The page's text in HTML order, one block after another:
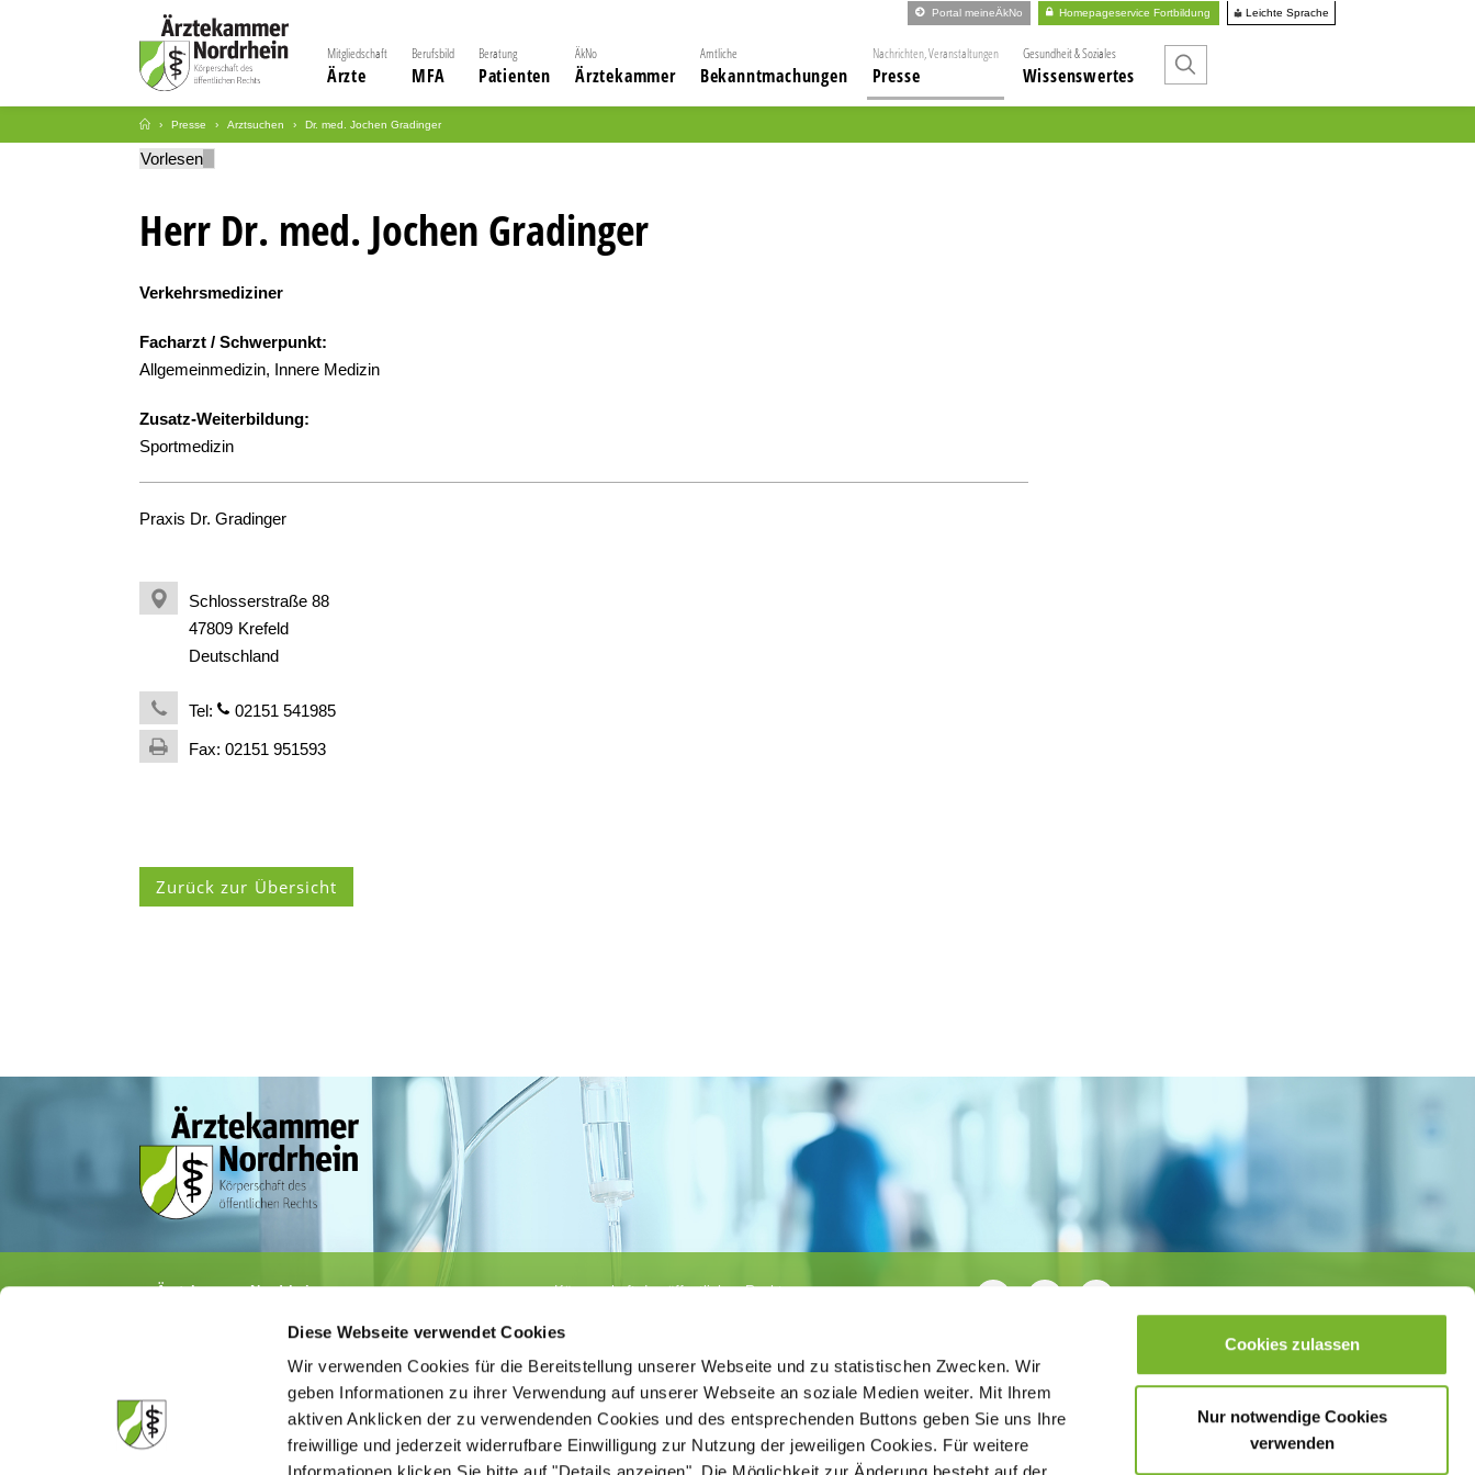
Diese Webseite verwendet Cookies
Wir verwenden Cookies für die Bereitstellung unserer Webseite und zu statistischen Zwecken. Wir
geben Informationen zu ihrer Verwendung auf unserer Webseite an soziale Medien weiter. Mit Ihrem
aktiven Anklicken der zu verwendenden Cookies und des entsprechenden Buttons geben Sie uns Ihre
freiwillige und jederzeit widerrufbare Einwilligung zur Nutzung der jeweiligen Cookies. Für weitere
Cookies zulassen
Nur notwendige Cookies
verwenden
Portal meineÄkNo Homepageservice Fortbildung Leichte Sprache
Mitgliedschaft
Ärzte
Berufsbild
MFA
Beratung
Patienten
ÄkNo
Ärztekammer
Amtliche
Bekanntmachungen
Nachrichten, Veranstaltungen
Presse
Gesundheit & Soziales
Wissenswertes
Presse Arztsuchen Dr. med. Jochen Gradinger
Vorlesen
Herr Dr. med. Jochen Gradinger
Verkehrsmediziner
Facharzt / Schwerpunkt:
Allgemeinmedizin, Innere Medizin
Zusatz-Weiterbildung:
Sportmedizin
Praxis Dr. Gradinger
Schlosserstraße 88
47809 Krefeld
Deutschland
Tel: 02151 541985
Fax: 02151 951593
Zurück zur Übersicht
Ärztekammer Nordrhein
· Fax 0211 / 4302 2009
aerztekammer@aekno.de
Körperschaft des öffentlichen Rechts